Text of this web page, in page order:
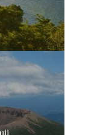
บัส
นทาง
ร์
ก
ระน่ารู้